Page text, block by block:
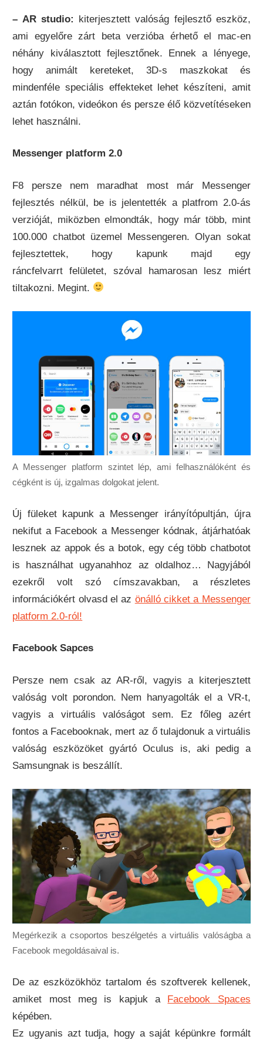
– AR studio: kiterjesztett valóság fejlesztő eszköz,
ami egyelőre zárt beta verzióba érhető el mac-en
néhány kiválasztott fejlesztőnek. Ennek a lényege,
hogy animált kereteket, 3D-s maszkokat és
mindenféle speciális effekteket lehet készíteni, amit
aztán fotókon, videókon és persze élő közvetítéseken
lehet használni.
Messenger platform 2.0
F8 persze nem maradhat most már Messenger
fejlesztés nélkül, be is jelentették a platfrom 2.0-ás
verzióját, miközben elmondták, hogy már több, mint
100.000 chatbot üzemel Messengeren. Olyan sokat
fejlesztettek, hogy kapunk majd egy
ráncfelvarrt felületet, szóval hamarosan lesz miért
tiltakozni. Megint.
A Messenger platform szintet lép, ami felhasználóként és
cégként is új, izgalmas dolgokat jelent.
Új füleket kapunk a Messenger irányítópultján, újra
nekifut a Facebook a Messenger kódnak, átjárhatóak
lesznek az appok és a botok, egy cég több chatbotot
is használhat ugyanahhoz az oldalhoz… Nagyjából
ezekről volt szó címszavakban, a részletes
információkért olvasd el az önálló cikket a Messenger
platform 2.0-ról!
Facebook Sapces
Persze nem csak az AR-ről, vagyis a kiterjesztett
valóság volt porondon. Nem hanyagolták el a VR-t,
vagyis a virtuális valóságot sem. Ez főleg azért
fontos a Facebooknak, mert az ő tulajdonuk a virtuális
valóság eszközöket gyártó Oculus is, aki pedig a
Samsungnak is beszállít.
Megérkezik a csoportos beszélgetés a virtuális valóságba a
Facebook megoldásaival is.
De az eszközökhöz tartalom és szoftverek kellenek,
amiket most meg is kapjuk a Facebook Spaces
képében.
Ez ugyanis azt tudja, hogy a saját képünkre formált